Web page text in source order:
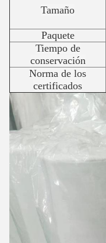
Tamaño
Paquete
Tiempo de
conservación
Norma de los
certificados